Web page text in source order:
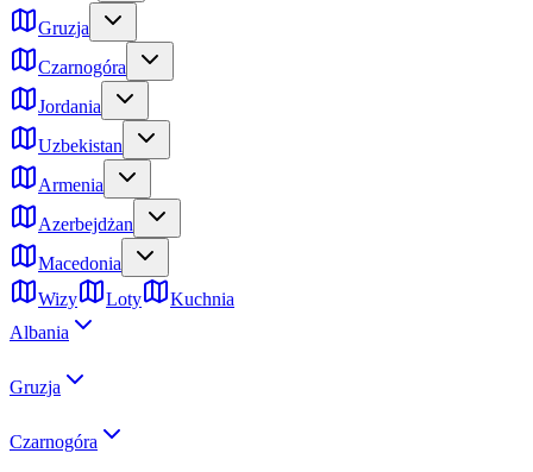
Gruzja
Czarnogóra
Jordania
Uzbekistan
Armenia
Azerbejdżan
Macedonia
Wizy
Loty
Kuchnia
Albania
Gruzja
Czarnogóra